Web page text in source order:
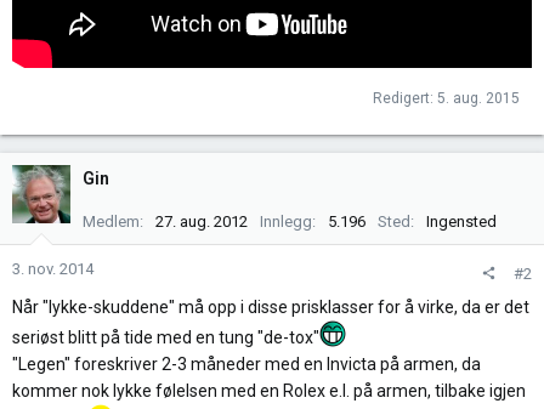
Redigert: 5. aug. 2015
Gin
Medlem 27. aug. 2012 Innlegg 5.196 Sted Ingensted
3. nov. 2014 #2
Når "lykke-skuddene" må opp i disse prisklasser for å virke, da er det
seriøst blitt på tide med en tung "de-tox"
"Legen" foreskriver 2-3 måneder med en Invicta på armen, da
kommer nok lykke følelsen med en Rolex e.l. på armen, tilbake igjen